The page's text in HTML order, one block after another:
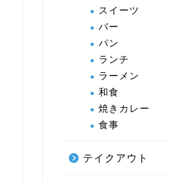
スイーツ
バー
パン
ランチ
ラーメン
和食
焼きカレー
食事
テイクアウト